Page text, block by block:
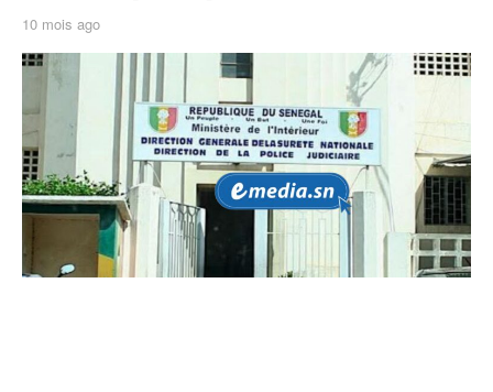
10 mois ago